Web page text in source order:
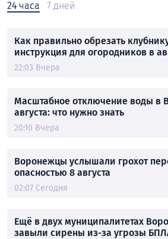
24 часа 7 дней
Как правильно обрезать
инструкция для огородников в
22:03 Вчера
Масштабное отключение воды в
августа: что нужно знать
20:10 Вчера
Воронежцы услышали грохот
опасностью 8 августа
02:07 Сегодня
Ещё в двух муниципалитетах
завыли сирены из-за угрозы